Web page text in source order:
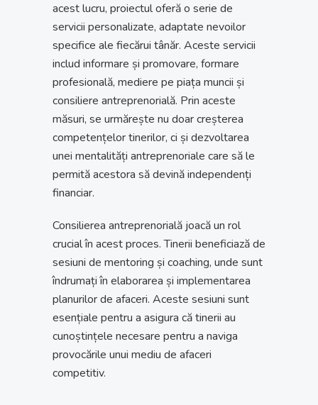
acest lucru, proiectul oferă o serie de
servicii personalizate, adaptate nevoilor
specifice ale fiecărui tânăr. Aceste servicii
includ informare și promovare, formare
profesională, mediere pe piața muncii și
consiliere antreprenorială. Prin aceste
măsuri, se urmărește nu doar creșterea
competențelor tinerilor, ci și dezvoltarea
unei mentalități antreprenoriale care să le
permită acestora să devină independenți
financiar.
Consilierea antreprenorială joacă un rol
crucial în acest proces. Tinerii beneficiază de
sesiuni de mentoring și coaching, unde sunt
îndrumați în elaborarea și implementarea
planurilor de afaceri. Aceste sesiuni sunt
esențiale pentru a asigura că tinerii au
cunoștințele necesare pentru a naviga
provocările unui mediu de afaceri
competitiv.